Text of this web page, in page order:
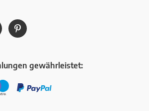
gewährleistet: